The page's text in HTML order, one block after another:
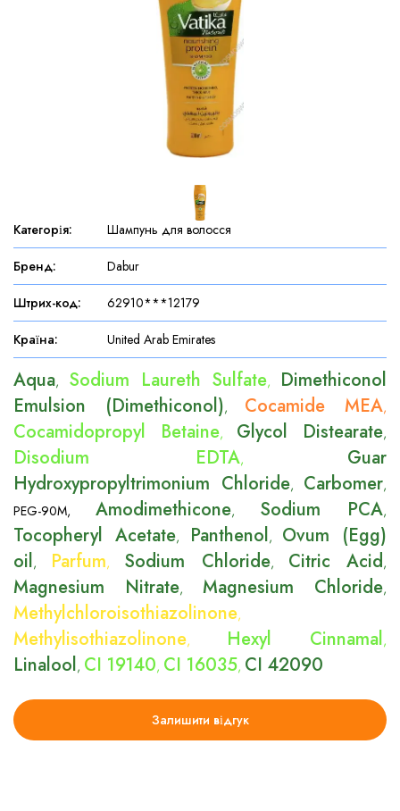
Категорія: Шампунь для волосся
Бренд: Dabur
Штрих-код: 62910***12179
Країна: United Arab Emirates
Aqua, Sodium Laureth Sulfate, Dimethiconol
Emulsion (Dimethiconol), Cocamide MEA,
Cocamidopropyl Betaine, Glycol Distearate,
Disodium EDTA, Guar
Hydroxypropyltrimonium Chloride, Carbomer,
PEG-90M, Amodimethicone, Sodium PCA,
Tocopheryl Acetate, Panthenol, Ovum (Egg)
oil, Parfum, Sodium Chloride, Citric Acid,
Magnesium Nitrate, Magnesium Chloride,
Methylchloroisothiazolinone,
Methylisothiazolinone, Hexyl Cinnamal,
Linalool, CI 19140, CI 16035, CI 42090
Залишити відгук